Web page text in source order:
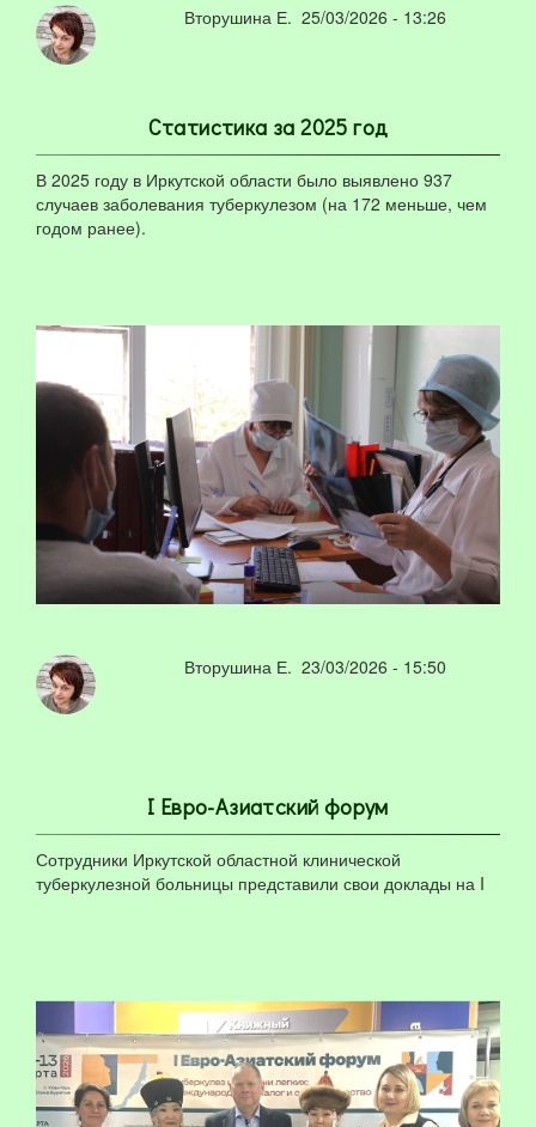
Вторушина Е. 25/03/2026 - 13:26
Статистика за 2025 год
В 2025 году в Иркутской области было выявлено 937
случаев заболевания туберкулезом (на 172 меньше, чем
годом ранее).
Вторушина Е. 23/03/2026 - 15:50
I Евро-Азиатский форум
Сотрудники Иркутской областной клинической
туберкулезной больницы представили свои доклады на I